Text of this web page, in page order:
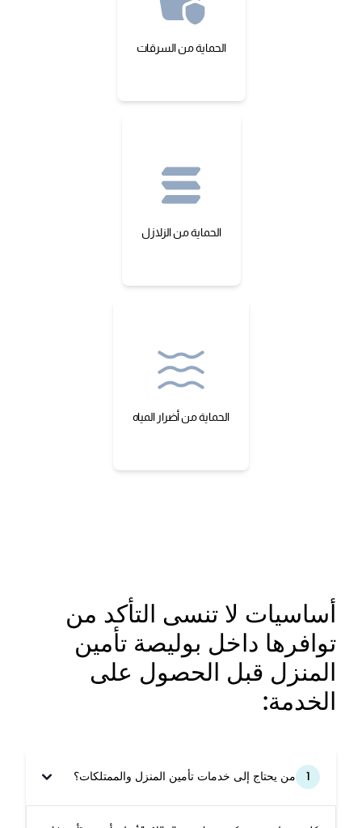
الحماية من السرقات
الحماية من الزلازل
الحماية من أضرار المياه
أساسيات لا تنسى التأكد من
توافرها داخل بوليصة تأمين
المنزل قبل الحصول على
الخدمة:
1 من يحتاج إلى خدمات تأمين المنزل والممتلكات؟